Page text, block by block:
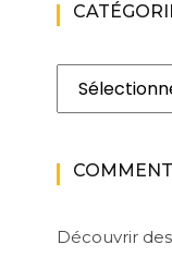
Catégories
Découvrir